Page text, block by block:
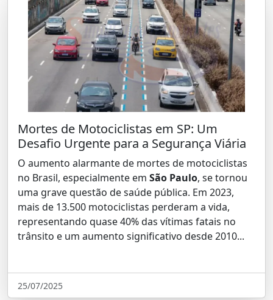
Mortes de Motociclistas em SP: Um
Desafio Urgente para a Segurança Viária
O aumento alarmante de mortes de motociclistas
no Brasil, especialmente em São Paulo, se tornou
uma grave questão de saúde pública. Em 2023,
mais de 13.500 motociclistas perderam a vida,
representando quase 40% das vítimas fatais no
trânsito e um aumento significativo desde 2010...
25/07/2025